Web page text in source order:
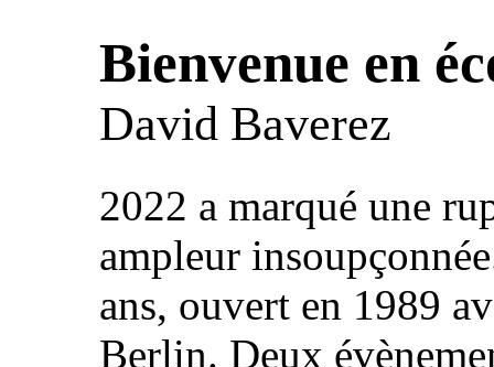
Bienvenue en
David Baverez
2022 a marqué une
ampleur
ans, ouvert en 1989
Berlin. Deux